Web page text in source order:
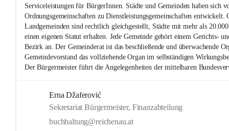
Serviceleistungen für BürgerInnen. Städte und Gemeinden haben sich
Ordnungsgemeinschaften zu Dienstleistungsgemeinschaften entwickelt.
Landgemeinden sind rechtlich gleichgestellt, Städte mit mehr als
einen eigenen Statut erhalten. Jede Gemeinde gehört einem Gerichts-
Bezirk an. Der Gemeinderat ist das beschließende und überwachende
Gemeindevorstand das vollziehende Organ im selbständigen
Der Bürgermeister führt die Angelegenheiten der mittelbaren
Erna Džaferović
Sekretariat Bürgermeister, Finanzabteilung
buchhaltung@reichenau.at